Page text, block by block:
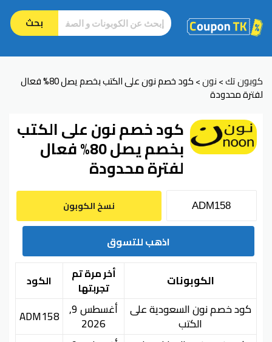
بحث
كوبون تك>نون> كود خصم نون على الكتب بخصم يصل 80% فعال
لفترة محدودة
كود خصم نون على الكتب
بخصم يصل 80% فعال
لفترة محدودة
نسخ الكوبون
اذهب للتسوق
الكوبونات
أخر مرة تم
تجربتها
الكود
كود خصم نون السعودية على
الكتب
أغسطس 9,
2026
ADM158